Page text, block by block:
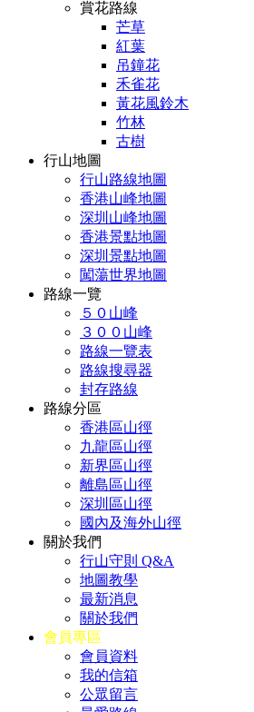
賞花路線
芒草
紅葉
吊鐘花
禾雀花
黃花風鈴木
竹林
古樹
行山地圖
行山路線地圖
香港山峰地圖
深圳山峰地圖
香港景點地圖
深圳景點地圖
闖蕩世界地圖
路線一覽
５０山峰
３００山峰
路線一覽表
路線搜尋器
封存路線
路線分區
香港區山徑
九龍區山徑
新界區山徑
離島區山徑
深圳區山徑
國內及海外山徑
關於我們
行山守則 Q&A
地圖教學
最新消息
關於我們
會員專區
會員資料
我的信箱
公眾留言